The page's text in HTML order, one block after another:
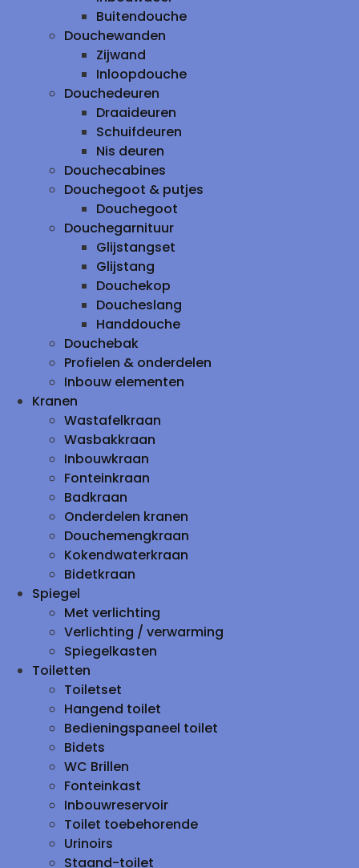
Buitendouche
Douchewanden
Zijwand
Inloopdouche
Douchedeuren
Draaideuren
Schuifdeuren
Nis deuren
Douchecabines
Douchegoot & putjes
Douchegoot
Douchegarnituur
Glijstangset
Glijstang
Douchekop
Doucheslang
Handdouche
Douchebak
Profielen & onderdelen
Inbouw elementen
Kranen
Wastafelkraan
Wasbakkraan
Inbouwkraan
Fonteinkraan
Badkraan
Onderdelen kranen
Douchemengkraan
Kokendwaterkraan
Bidetkraan
Spiegel
Met verlichting
Verlichting / verwarming
Spiegelkasten
Toiletten
Toiletset
Hangend toilet
Bedieningspaneel toilet
Bidets
WC Brillen
Fonteinkast
Inbouwreservoir
Toilet toebehorende
Urinoirs
Staand-toilet